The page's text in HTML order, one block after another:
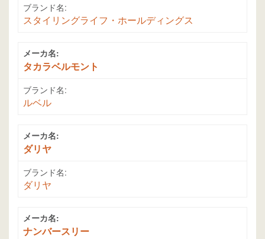
ブランド名:
スタイリングライフ・ホールディングス
メーカ名:
タカラベルモント
ブランド名:
ルベル
メーカ名:
ダリヤ
ブランド名:
ダリヤ
メーカ名:
ナンバースリー